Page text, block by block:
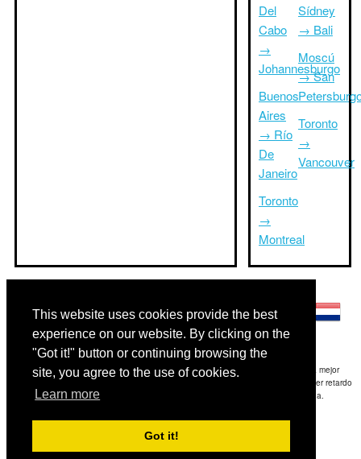
This website uses cookies provide the best
experience on our website. By clicking on the
"Got it!" button or continuing browsing the
site, you agree to the use of cookies.
Learn more
Got it!
Del
Cabo
→
Johannesburgo
Buenos
Aires
→ Río
De
Janeiro
Toronto
→
Montreal
Sídney
→ Bali
Moscú
→ San
Toronto
→
Vancouver
Exención de responsabilidad: La información mostrada en este sitio es nuestra mejor
estimación y sólo para su referencia.TripTimeTo.com no es responsable de cualquier retardo
de ida y / o consiguientes daños resultaron de la información proporcionada.
Copyright 2015-2026
Contact Usfor feedback.